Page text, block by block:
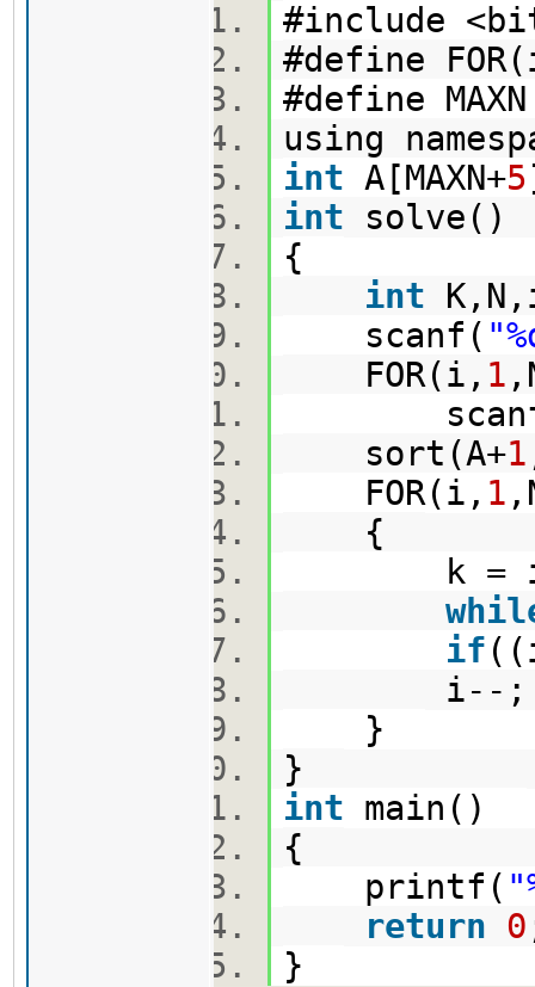
#include
#define
#define
using
int A[MAXN+5
int
{
int
scanf(
FOR(i, 1
sort(A+1
FOR(i, 1
{
k =
if
i--
}
}
int main()
{
printf(
return 0
}